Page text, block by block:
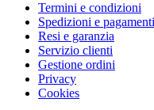
Termini e condizioni
Spedizioni e pagamenti
Resi e garanzia
Servizio clienti
Gestione ordini
Privacy
Cookies